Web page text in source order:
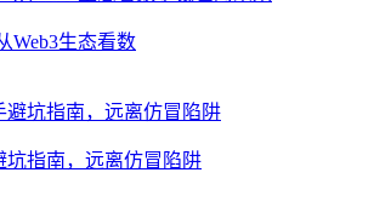
Web3生态看数
指南，远离仿冒陷阱